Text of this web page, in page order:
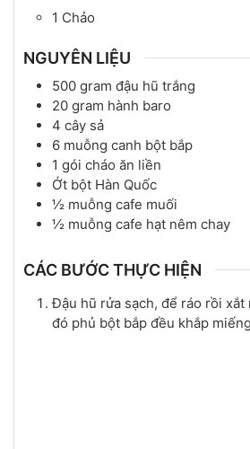
1 Chảo
NGUYÊN LIỆU
500 gram đậu hũ trắng
20 gram hành baro
4 cây sả
6 muỗng canh bột bắp
1 gói cháo ăn liền
Ớt bột Hàn Quốc
½ muỗng cafe muối
½ muỗng cafe hạt nêm chay
CÁC BƯỚC THỰC HIỆN
Đậu hũ rửa sạch, để ráo rồi xắt
đó phủ bột bắp đều khắp